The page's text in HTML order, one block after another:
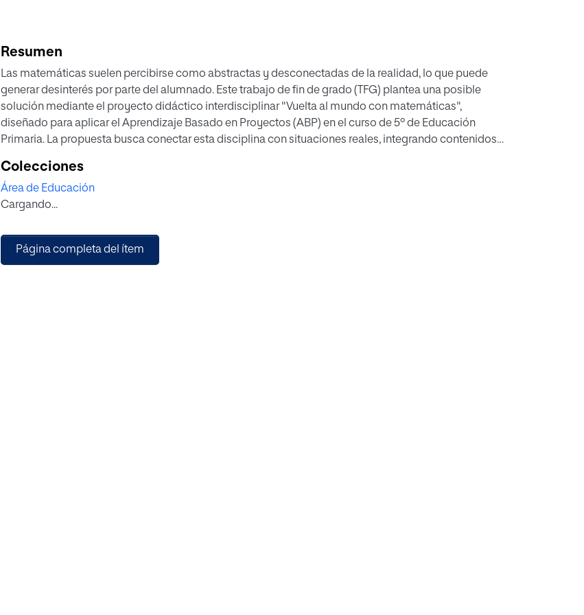
Resumen
Las matemáticas suelen percibirse como abstractas y desconectadas de la realidad, lo que puede
generar desinterés por parte del alumnado. Este trabajo de fin de grado (TFG) plantea una posible
solución mediante el proyecto didáctico interdisciplinar "Vuelta al mundo con matemáticas",
diseñado para aplicar el Aprendizaje Basado en Proyectos (ABP) en el curso de 5º de Educación
Primaria. La propuesta busca conectar esta disciplina con situaciones reales, integrando contenidos
proyecto plantea la simulación de un viaje por distintos continentes, donde los alumnos resuelven
retos vinculados a problemas sociales y ecológicos globales, como el cambio climático y las
energías renovables, alineándose con los Objetivos de Desarrollo Sostenible (ODS) de la Agenda
como el pensamiento lógico-matemático, el trabajo en equipo, la autonomía y la conciencia
medioambiental. Se concluye, por tanto, que al enseñar las matemáticas de manera activa, el
Colecciones
Área de Educación
Cargando...
Página completa del ítem